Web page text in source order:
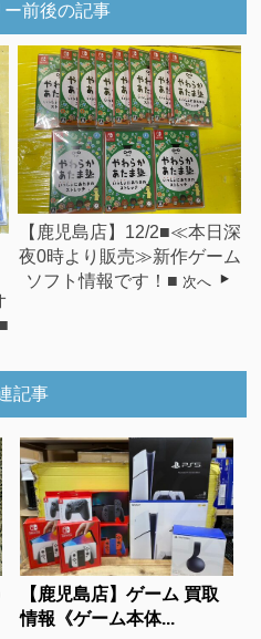
ー前後の記事
【鹿児島店】12/2■≪本日深
夜0時より販売≫新作ゲーム
ソフト情報です！■ 次へ
記事
【鹿児島店】ゲーム 買取
情報《ゲーム本体...